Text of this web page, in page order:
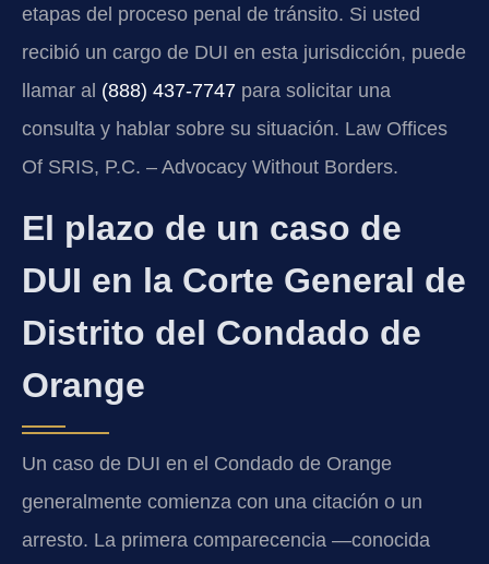
etapas del proceso penal de tránsito. Si usted
recibió un cargo de DUI en esta jurisdicción, puede
llamar al (888) 437-7747 para solicitar una
consulta y hablar sobre su situación. Law Offices
Of SRIS, P.C. – Advocacy Without Borders.
El plazo de un caso de
DUI en la Corte General de
Distrito del Condado de
Orange
Un caso de DUI en el Condado de Orange
generalmente comienza con una citación o un
arresto. La primera comparecencia —conocida